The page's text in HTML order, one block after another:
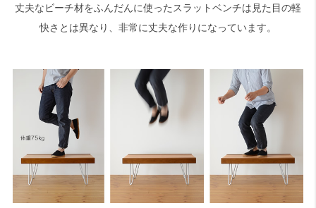
丈夫なビーチ材をふんだんに使ったスラットベンチは見た目の軽
快さとは異なり、非常に丈夫な作りになっています。